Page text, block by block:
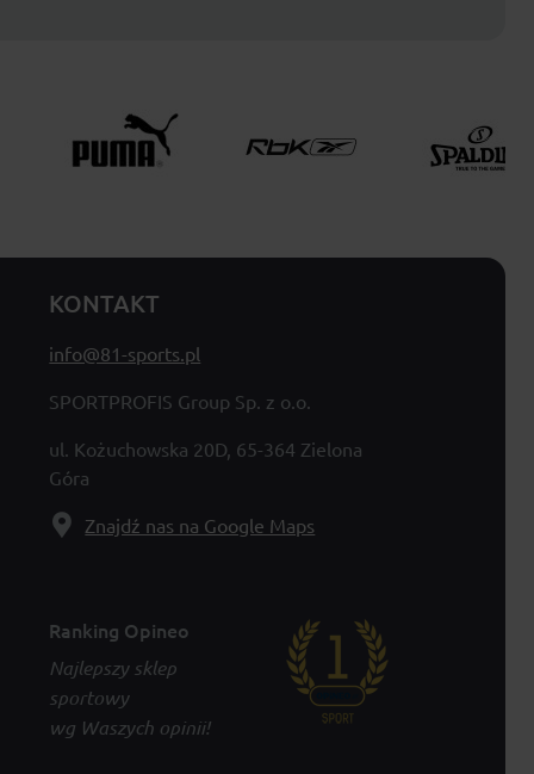
KONTAKT
info@81-sports.pl
SPORTPROFIS Group Sp. z o.o.
ul. Kożuchowska 20D, 65-364 Zielona
Góra
Znajdź nas na Google Maps
Ranking Opineo
Najlepszy sklep
sportowy
wg Waszych opinii!